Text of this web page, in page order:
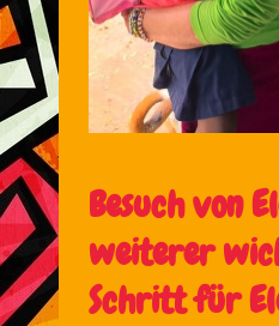
Besuch von
weiterer
Schritt für